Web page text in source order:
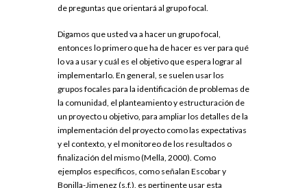
de preguntas que orientará al grupo focal.
Digamos que usted va a hacer un grupo focal,
entonces lo primero que ha de hacer es ver para qué
lo va a usar y cuál es el objetivo que espera lograr al
implementarlo. En general, se suelen usar los
grupos focales para la identificación de problemas de
la comunidad, el planteamiento y estructuración de
un proyecto u objetivo, para ampliar los detalles de la
implementación del proyecto como las expectativas
y el contexto, y el monitoreo de los resultados o
finalización del mismo (Mella, 2000). Como
ejemplos específicos, como señalan Escobar y
Bonilla-Jimenez (s.f.), es pertinente usar esta